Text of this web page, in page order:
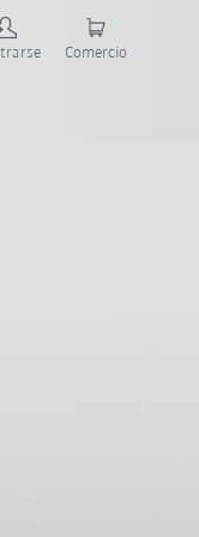
Comercio